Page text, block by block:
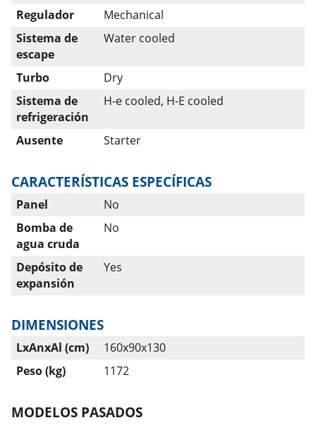
Regulador
Mechanical
Sistema de
escape
Water cooled
Turbo
Dry
Sistema de
refrigeración
H-e cooled, H-E cooled
Ausente Starter
CARACTERÍSTICAS ESPECÍFICAS
Panel
No
Bomba de
agua cruda
No
Depósito de
expansión
Yes
DIMENSIONES
LxAnxAl (cm)
160x90x130
Peso (kg)
1172
MODELOS PASADOS